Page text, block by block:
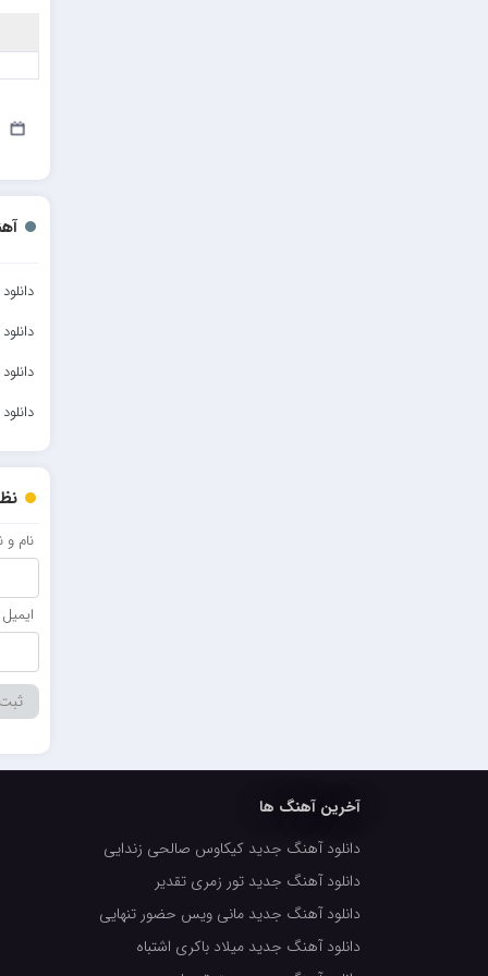
نام و
ایمیل
آخرین آهنگ ها
دانلود آهنگ جدید کیکاوس صالحی زندایی
دانلود آهنگ جدید تور زمری تقدیر
دانلود آهنگ جدید مانی ویس حضور تنهایی
دانلود آهنگ جدید میلاد باکری اشتباه